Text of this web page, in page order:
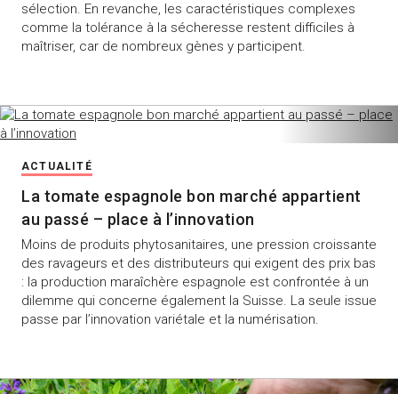
sélection. En revanche, les caractéristiques complexes
comme la tolérance à la sécheresse restent difficiles à
maîtriser, car de nombreux gènes y participent.
ACTUALITÉ
La tomate espagnole bon marché appartient
au passé – place à l’innovation
Moins de produits phytosanitaires, une pression croissante
des ravageurs et des distributeurs qui exigent des prix bas
: la production maraîchère espagnole est confrontée à un
dilemme qui concerne également la Suisse. La seule issue
passe par l’innovation variétale et la numérisation.